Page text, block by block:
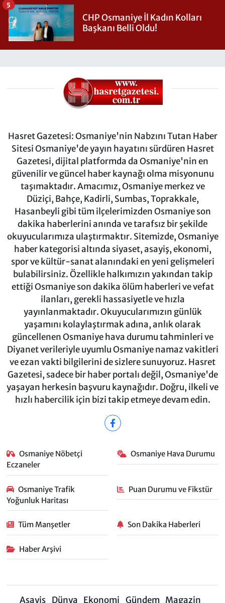
CHP Osmaniye İl Kadın Kolları
Başkanı Belli Oldu!
5
Hasret Gazetesi: Osmaniye'nin Nabzını Tutan Haber
Sitesi Osmaniye'de yayın hayatını sürdüren Hasret
Gazetesi, dijital platformda da Osmaniye'nin en
güvenilir ve güncel haber kaynağı olma misyonunu
taşımaktadır. Amacımız, Osmaniye merkez ve
Düziçi, Bahçe, Kadirli, Sumbas, Toprakkale,
Hasanbeyli gibi tüm ilçelerimizden Osmaniye son
dakika haberlerini anında ve tarafsız bir şekilde
okuyucularımıza ulaştırmaktır. Sitemizde, Osmaniye
haber kategorisi altında siyaset, asayiş, ekonomi,
spor ve kültür-sanat alanındaki en yeni gelişmeleri
bulabilirsiniz. Özellikle halkımızın yakından takip
ettiği Osmaniye son dakika ölüm haberleri ve vefat
ilanları, gerekli hassasiyetle ve hızla
yayınlanmaktadır. Okuyucularımızın günlük
yaşamını kolaylaştırmak adına, anlık olarak
güncellenen Osmaniye hava durumu tahminleri ve
Diyanet verileriyle uyumlu Osmaniye namaz vakitleri
ve ezan vakti bilgilerini de sizlere sunuyoruz. Hasret
Gazetesi, sadece bir haber portalı değil, Osmaniye'de
yaşayan herkesin başvuru kaynağıdır. Doğru, ilkeli ve
hızlı habercilik için bizi takip etmeye devam edin.
Osmaniye Nöbetçi
Eczaneler
Osmaniye Hava Durumu
Osmaniye Trafik
Yoğunluk Haritası
Puan Durumu ve Fikstür
Tüm Manşetler Son Dakika Haberleri
Haber Arşivi
Asayiş Dünya Ekonomi Gündem Magazin